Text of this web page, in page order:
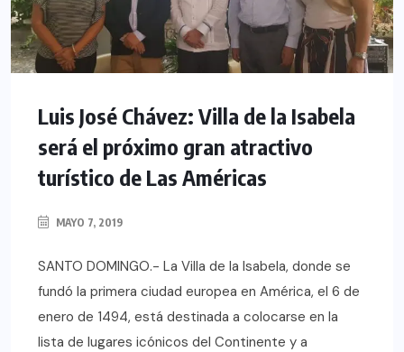
Luis José Chávez: Villa de la Isabela
será el próximo gran atractivo
turístico de Las Américas
MAYO 7, 2019
SANTO DOMINGO.- La Villa de la Isabela, donde se
fundó la primera ciudad europea en América, el 6 de
enero de 1494, está destinada a colocarse en la
lista de lugares icónicos del Continente y a